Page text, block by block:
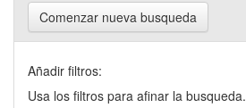
Comenzar nueva busqueda
Añadir filtros:
Usa los filtros para afinar la busqueda.